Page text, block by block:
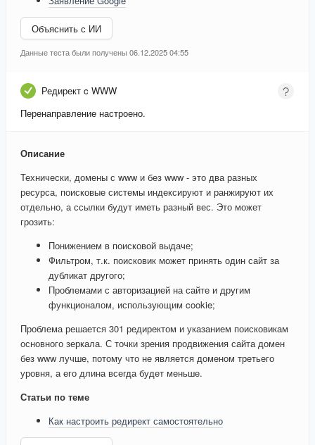
Объяснить с ИИ
Данные теста были получены 06.12.2025 04:55
Редирект c WWW
Перенаправление настроено.
Описание
Технически, домены с www и без www - это два разных
ресурса, поисковые системы индексируют и ранжируют их
отдельно, а ссылки будут иметь разный вес. Это может
грозить:
Понижением в поисковой выдаче;
Фильтром, т.к. поисковик может принять один сайт за
дубликат другого;
Проблемами с авторизацией на сайте и другим
функционалом, использующим cookie;
Проблема решается 301 редиректом и указанием поисковикам
основного зеркала. С точки зрения продвижения сайта домен
без www лучше, потому что не является доменом третьего
уровня, а его длина всегда будет меньше.
Статьи по теме
Как настроить редирект самостоятельно